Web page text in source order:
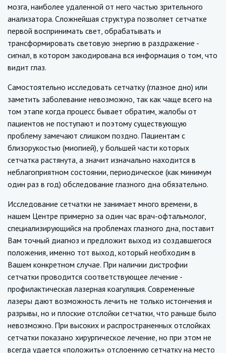
мозга, наиболее удаленной от него частью зрительного
анализатора. Сложнейшая структура позволяет сетчатке
первой воспринимать свет, обрабатывать и
трансформировать световую энергию в раздражение -
сигнал, в котором закодирована вся информация о том, что
видит глаз.
Самостоятельно исследовать сетчатку (глазное дно) или
заметить заболевание невозможно, так как чаще всего на
том этапе когда процесс бывает обратим, жалобы от
пациентов не поступают и поэтому существующую
проблему замечают слишком поздно. Пациентам с
близорукостью (миопией), у большей части которых
сетчатка растянута, а значит изначально находится в
неблагоприятном состоянии, периодическое (как минимум
один раз в год) обследование глазного дна обязательно.
Исследование сетчатки не занимает много времени, в
нашем Центре примерно за один час врач-офтальмолог,
специализирующийся на проблемах глазного дна, поставит
Вам точный диагноз и предложит выход из создавшегося
положения, именно тот выход, который необходим в
Вашем конкретном случае. При наличии дистрофии
сетчатки проводится соответствующее лечение -
профилактическая лазерная коагуляция. Современные
лазеры дают возможность лечить не только истончения и
разрывы, но и плоские отслойки сетчатки, что раньше было
невозможно. При высоких и распространенных отслойках
сетчатки показано хирургическое лечение, но при этом не
всегда удается «положить» отслоенную сетчатку на место